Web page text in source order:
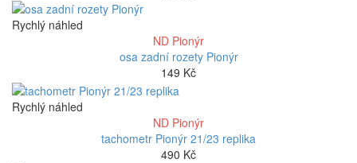
Rychlý náhled
ND Pionýr
osa zadní rozety Pionýr
149 Kč
Rychlý náhled
ND Pionýr
tachometr Pionýr 21/23 replika
490 Kč